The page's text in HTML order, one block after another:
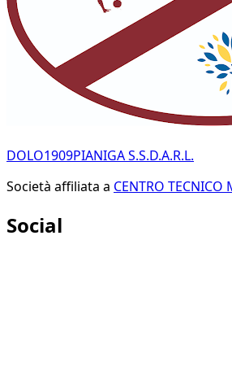
DOLO1909PIANIGA S.S.D.A.R.L.
Società affiliata a CENTRO TECNICO
Social